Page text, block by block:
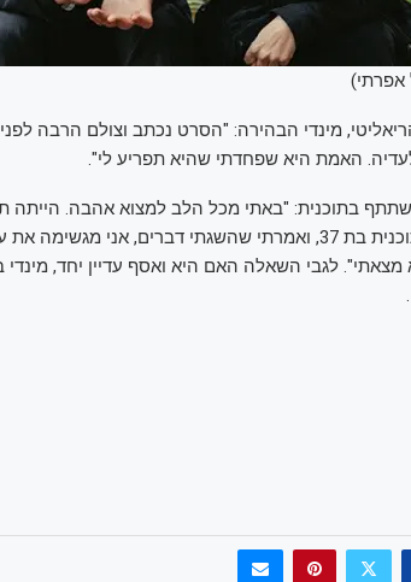
אפרתי)
מינדי הבהירה: "הסרט נכתב וצולם הרבה
האמת היא שפחדתי שהיא תפריע לי".
בתוכנית: "באתי מכל הלב למצוא אהבה. הייתה
בדייטים ולא מצאתי. הגעתי לתוכנית בת 37, ואמרתי שהשגתי דברים,
מצאתי". לגבי השאלה האם היא ואסף עדיין יחד,